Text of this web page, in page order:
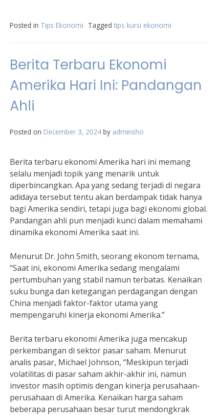
Posted in Tips Ekonomi Tagged tips kursi ekonomi
Berita Terbaru Ekonomi
Amerika Hari Ini: Pandangan
Ahli
Posted on December 3, 2024 by adminsho
Berita terbaru ekonomi Amerika hari ini memang
selalu menjadi topik yang menarik untuk
diperbincangkan. Apa yang sedang terjadi di negara
adidaya tersebut tentu akan berdampak tidak hanya
bagi Amerika sendiri, tetapi juga bagi ekonomi global.
Pandangan ahli pun menjadi kunci dalam memahami
dinamika ekonomi Amerika saat ini.
Menurut Dr. John Smith, seorang ekonom ternama,
“Saat ini, ekonomi Amerika sedang mengalami
pertumbuhan yang stabil namun terbatas. Kenaikan
suku bunga dan ketegangan perdagangan dengan
China menjadi faktor-faktor utama yang
mempengaruhi kinerja ekonomi Amerika.”
Berita terbaru ekonomi Amerika juga mencakup
perkembangan di sektor pasar saham. Menurut
analis pasar, Michael Johnson, “Meskipun terjadi
volatilitas di pasar saham akhir-akhir ini, namun
investor masih optimis dengan kinerja perusahaan-
perusahaan di Amerika. Kenaikan harga saham
beberapa perusahaan besar turut mendongkrak